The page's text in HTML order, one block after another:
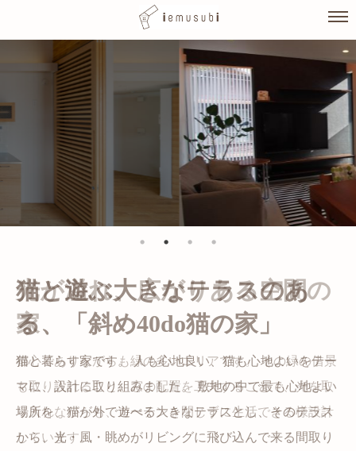
猫と暮らす家です。 人も心地良い、猫も心地よいをテー
マに、設計に取り組みました。 敷地の中で最も心地よい
場所を、猫が外で遊べる大きなテラスとし、そのテラス
から、光・風・眺めがリビングに飛び込んで来る間取り
光が溢れ、広がりある空間の
家
都心でありながらも緑の多いエリアです。 その緑の借景
も取り入れること、窓の配置を工夫することで、光を取
り入れながらも、カーテンを閉じずに生活できる様設計
しています。
自然の中の岩山を切り開いて造った、ワイルドなゲスト
ハウスをイメージした空間が広がる都市型住宅です。
かつての機織り工場が、その趣を残しつつ孫世帯の住居
へと蘇りました。